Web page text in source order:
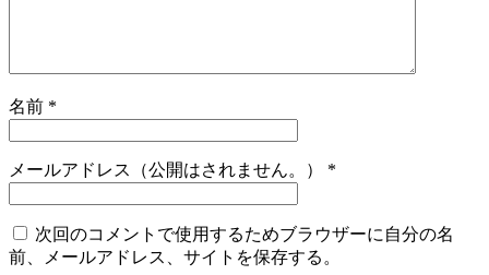
名前 *
メールアドレス（公開はされません。） *
次回のコメントで使用するためブラウザーに自分の名
前、メールアドレス、サイトを保存する。